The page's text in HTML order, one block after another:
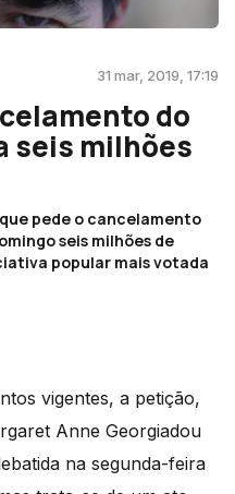
31 mar, 2019, 17:19
do
seis milhões
pede o cancelamento
seis milhões de
popular mais votada
vigentes, a petição,
Anne Georgiadou
na segunda-feira